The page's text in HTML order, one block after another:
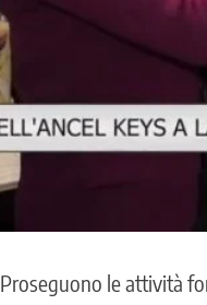
Proseguono le attività